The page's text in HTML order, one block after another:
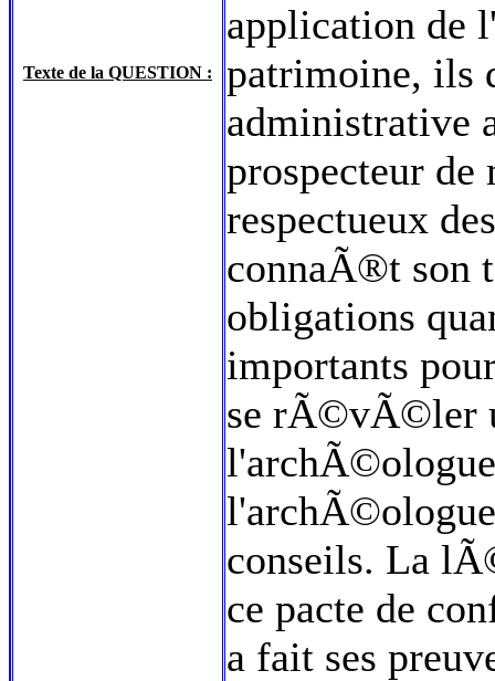
Texte de la QUESTION :
application de
patrimoine, ils
administrative
prospecteur
respectueux
connaÃ®t son
obligations
importants
se rÃ©vÃ©ler
conseils. La
ce pacte de
a fait ses